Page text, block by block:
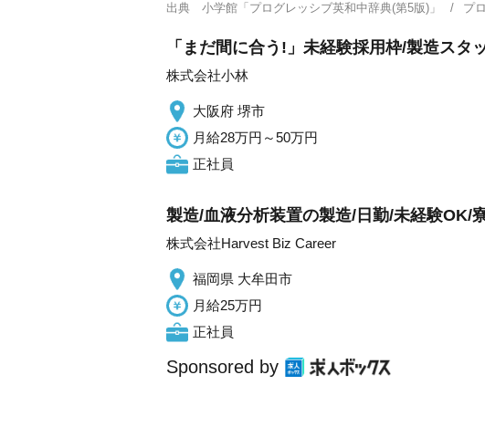
出典 小学館「プログレッシブ英和中辞典(第5版)」 プ
「まだ間に合う!」未経験採用枠/製造ス
株式会社小林
大阪府 堺市
月給28万円～50万円
正社員
製造/血液分析装置の製造/日勤/未経験OK/
株式会社Harvest Biz Career
福岡県 大牟田市
月給25万円
正社員
Sponsored by